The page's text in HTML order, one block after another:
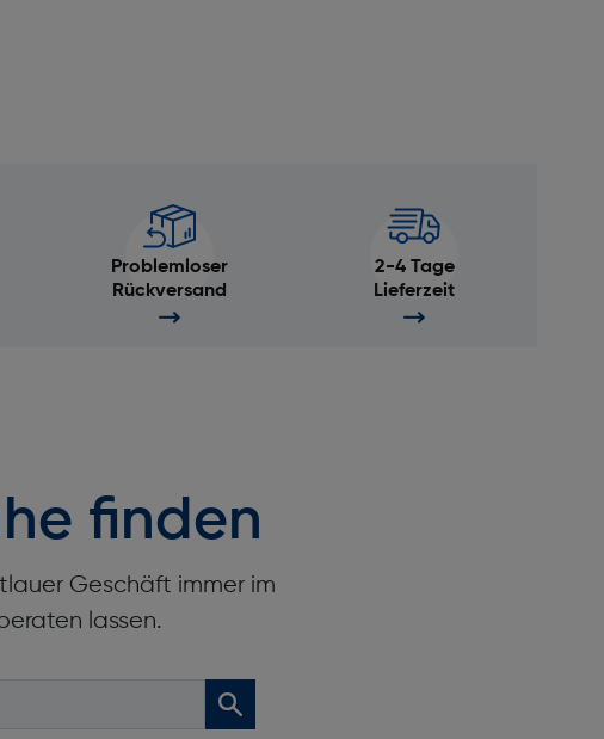
Problemloser
Rückversand
2-4 Tage
Lieferzeit
finden
Geschäft immer im
lassen.